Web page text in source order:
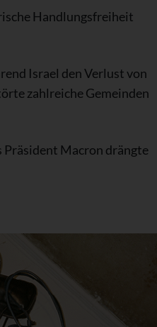
Handlungsfreiheit
Israel den Verlust von
zahlreiche Gemeinden
Präsident Macron drängte